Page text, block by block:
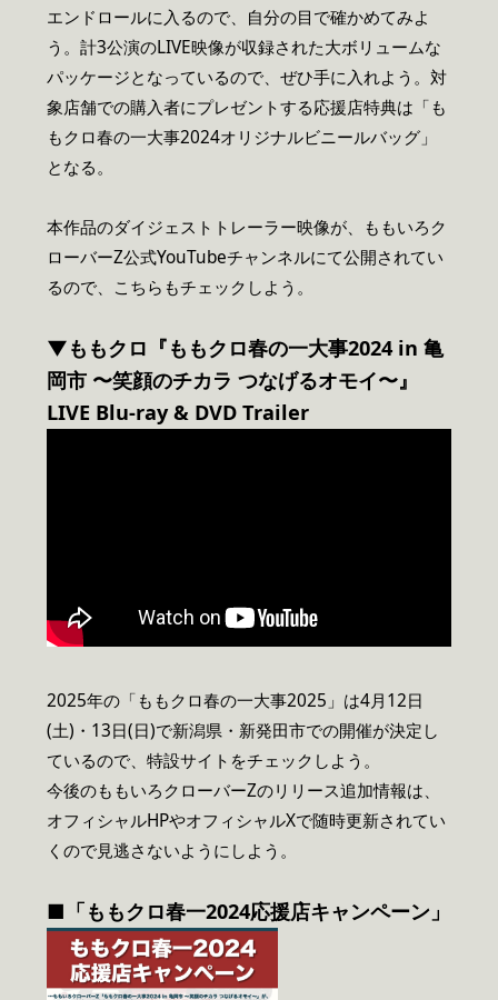
エンドロールに入るので、自分の目で確かめてみよ
う。計3公演のLIVE映像が収録された大ボリュームな
パッケージとなっているので、ぜひ手に入れよう。対
象店舗での購入者にプレゼントする応援店特典は「も
もクロ春の一大事2024オリジナルビニールバッグ」
となる。
本作品のダイジェストトレーラー映像が、ももいろク
ローバーZ公式YouTubeチャンネルにて公開されてい
るので、こちらもチェックしよう。
▼ももクロ『ももクロ春の一大事2024 in 亀
岡市 〜笑顔のチカラ つなげるオモイ〜』
LIVE Blu-ray & DVD Trailer
2025年の「ももクロ春の一大事2025」は4月12日
(土)・13日(日)で新潟県・新発田市での開催が決定し
ているので、特設サイトをチェックしよう。
今後のももいろクローバーZのリリース追加情報は、
オフィシャルHPやオフィシャルXで随時更新されてい
くので見逃さないようにしよう。
■「ももクロ春一2024応援店キャンペーン」